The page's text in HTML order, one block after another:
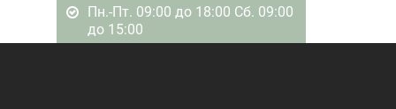
Пн.-Пт. 09:00 до 18:00 Сб. 09:00
до 15:00